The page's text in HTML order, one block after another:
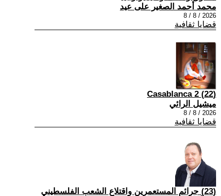
محمد أحمد الصغير على عيد
2026 / 8 / 8
قضايا ثقافية
(22) Casablanca 2
ميشيل الرائي
2026 / 8 / 8
قضايا ثقافية
(23) جرائم المستعمرين واقتلاع الشعب الفلسطيني